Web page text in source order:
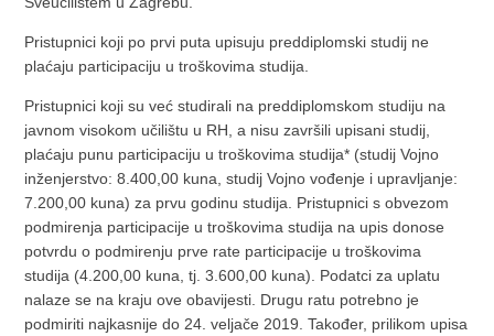
Pristupnici koji po prvi puta upisuju preddiplomski studij ne
plaćaju participaciju u troškovima studija.
Pristupnici koji su već studirali na preddiplomskom studiju na
javnom visokom učilištu u RH, a nisu završili upisani studij,
plaćaju punu participaciju u troškovima studija* (studij Vojno
inženjerstvo: 8.400,00 kuna, studij Vojno vođenje i upravljanje:
7.200,00 kuna) za prvu godinu studija. Pristupnici s obvezom
podmirenja participacije u troškovima studija na upis donose
potvrdu o podmirenju prve rate participacije u troškovima
studija (4.200,00 kuna, tj. 3.600,00 kuna). Podatci za uplatu
nalaze se na kraju ove obavijesti. Drugu ratu potrebno je
podmiriti najkasnije do 24. veljače 2019. Također, prilikom upisa